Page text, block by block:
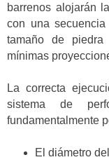
barrenos alojarán
con una
tamaño de piedra
mínimas
La correcta
sistema de
fundamentalmente
El diámetro